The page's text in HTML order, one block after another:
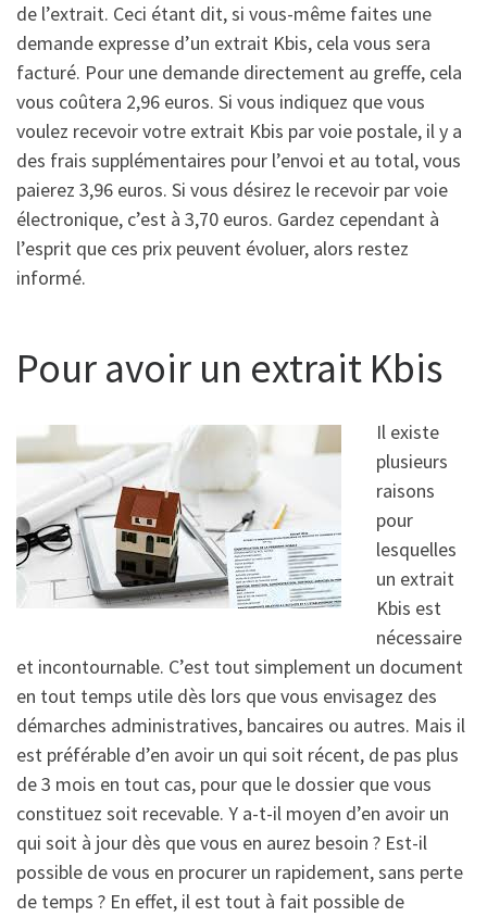
de l’extrait. Ceci étant dit, si vous-même faites une
demande expresse d’un extrait Kbis, cela vous sera
facturé. Pour une demande directement au greffe, cela
vous coûtera 2,96 euros. Si vous indiquez que vous
voulez recevoir votre extrait Kbis par voie postale, il y a
des frais supplémentaires pour l’envoi et au total, vous
paierez 3,96 euros. Si vous désirez le recevoir par voie
électronique, c’est à 3,70 euros. Gardez cependant à
l’esprit que ces prix peuvent évoluer, alors restez
informé.
Pour avoir un extrait Kbis
Il existe
plusieurs
raisons
pour
lesquelles
un extrait
Kbis est
nécessaire
et incontournable. C’est tout simplement un document
en tout temps utile dès lors que vous envisagez des
démarches administratives, bancaires ou autres. Mais il
est préférable d’en avoir un qui soit récent, de pas plus
de 3 mois en tout cas, pour que le dossier que vous
constituez soit recevable. Y a-t-il moyen d’en avoir un
qui soit à jour dès que vous en aurez besoin ? Est-il
possible de vous en procurer un rapidement, sans perte
de temps ? En effet, il est tout à fait possible de